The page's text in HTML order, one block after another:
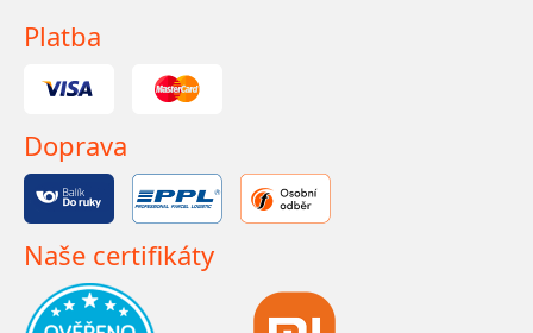
Platba
Doprava
Naše certifikáty